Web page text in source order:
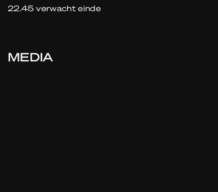
22.45 verwacht einde
MEDIA